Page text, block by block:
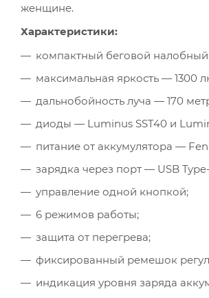
женщине.
Характеристики:
компактный беговой налобный
максимальная яркость — 1300
дальнобойность луча — 170
диоды — Luminus SST40 и
питание от аккумулятора —
зарядка через порт — USB
управление одной кнопкой;
6 режимов работы;
защита от перегрева;
фиксированный ремешок
индикация уровня заряда